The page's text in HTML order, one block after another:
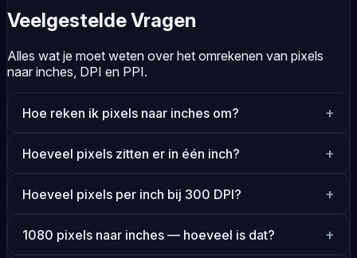
Veelgestelde Vragen
Alles wat je moet weten over het omrekenen van pixels
naar inches, DPI en PPI.
Hoe reken ik pixels naar inches om?
Hoeveel pixels zitten er in één inch?
Hoeveel pixels per inch bij 300 DPI?
1080 pixels naar inches — hoeveel is dat?